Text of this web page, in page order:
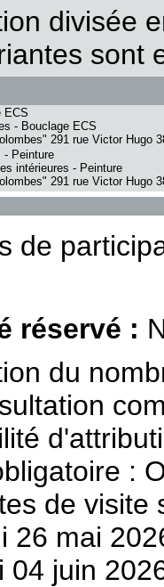
divisée
sont
ECS
- Bouclage ECS
291 rue Victor Hugo
- Peinture
intérieures - Peinture
291 rue Victor Hugo
de
réservé :
du
:
de visite
26 mai
04 juin